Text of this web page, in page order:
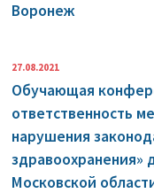
Воронеж
27.08.2021
Обучающая
ответственность
нарушения
здравоохранения»
Московской